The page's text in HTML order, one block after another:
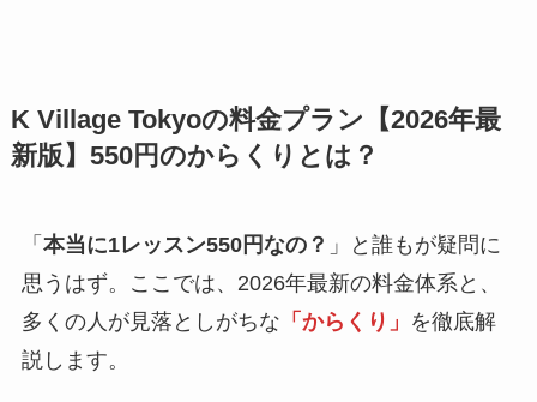
K Village Tokyoの料金プラン【2026年最
新版】550円のからくりとは？
「 本当に1レッスン550円なの？ 」と誰もが疑問に
思うはず。ここでは、2026年最新の料金体系と、
多くの人が見落としがちな 「からくり」 を徹底解
説します。